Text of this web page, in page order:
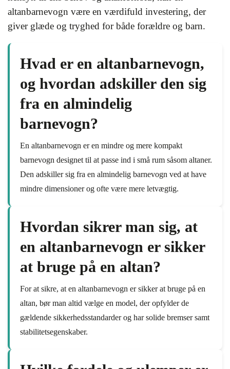
altanbarnevogn være en værdifuld investering, der
giver glæde og tryghed for både forældre og barn.
Hvad er en altanbarnevogn,
og hvordan adskiller den sig
fra en almindelig
barnevogn?
En altanbarnevogn er en mindre og mere kompakt
barnevogn designet til at passe ind i små rum såsom altaner.
Den adskiller sig fra en almindelig barnevogn ved at have
mindre dimensioner og ofte være mere letvægtig.
Hvordan sikrer man sig, at
en altanbarnevogn er sikker
at bruge på en altan?
For at sikre, at en altanbarnevogn er sikker at bruge på en
altan, bør man altid vælge en model, der opfylder de
gældende sikkerhedsstandarder og har solide bremser samt
stabilitetsegenskaber.